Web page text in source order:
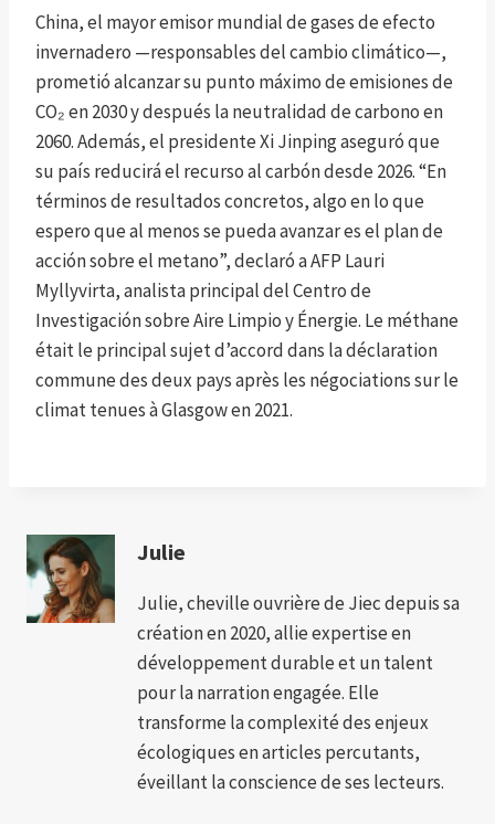
China, el mayor emisor mundial de gases de efecto
invernadero —responsables del cambio climático—,
prometió alcanzar su punto máximo de emisiones de
CO₂ en 2030 y después la neutralidad de carbono en
2060. Además, el presidente Xi Jinping aseguró que
su país reducirá el recurso al carbón desde 2026. “En
términos de resultados concretos, algo en lo que
espero que al menos se pueda avanzar es el plan de
acción sobre el metano”, declaró a AFP Lauri
Myllyvirta, analista principal del Centro de
Investigación sobre Aire Limpio y Énergie. Le méthane
était le principal sujet d’accord dans la déclaration
commune des deux pays après les négociations sur le
climat tenues à Glasgow en 2021.
Julie
Julie, cheville ouvrière de Jiec depuis sa
création en 2020, allie expertise en
développement durable et un talent
pour la narration engagée. Elle
transforme la complexité des enjeux
écologiques en articles percutants,
éveillant la conscience de ses lecteurs.